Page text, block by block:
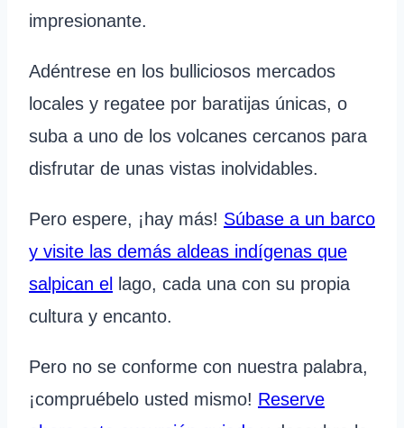
impresionante.
Adéntrese en los bulliciosos mercados
locales y regatee por baratijas únicas, o
suba a uno de los volcanes cercanos para
disfrutar de unas vistas inolvidables.
Pero espere, ¡hay más! Súbase a un barco
y visite las demás aldeas indígenas que
salpican el
lago, cada una con su propia
cultura y encanto.
Pero no se conforme con nuestra palabra,
¡compruébelo usted mismo! Reserve